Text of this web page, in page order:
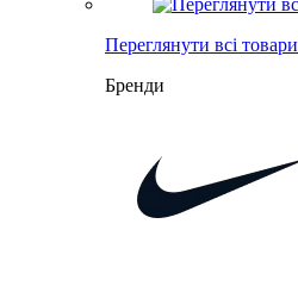
Переглянути всі товари
Бренди